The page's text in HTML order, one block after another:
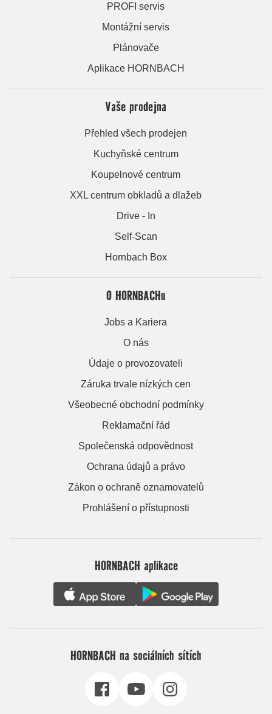
PROFI servis
Montážní servis
Plánovače
Aplikace HORNBACH
Vaše prodejna
Přehled všech prodejen
Kuchyňské centrum
Koupelnové centrum
XXL centrum obkladů a dlažeb
Drive - In
Self-Scan
Hornbach Box
O HORNBACHu
Jobs a Kariera
O nás
Údaje o provozovateli
Záruka trvale nízkých cen
Všeobecné obchodní podmínky
Reklamační řád
Společenská odpovědnost
Ochrana údajů a právo
Zákon o ochraně oznamovatelů
Prohlášení o přístupnosti
HORNBACH aplikace
HORNBACH na sociálních sítích